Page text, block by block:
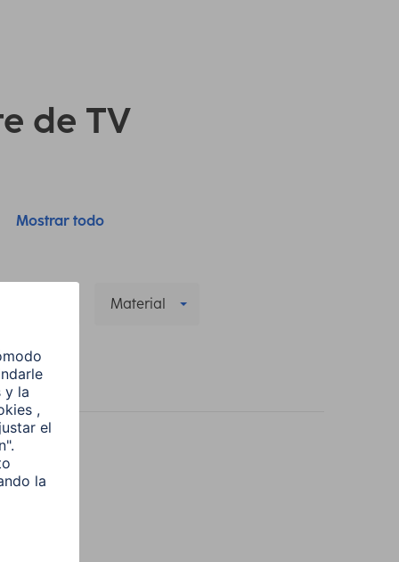
de TV
Mostrar todo
Material